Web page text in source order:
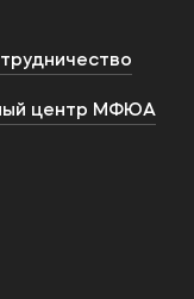
центр МФЮА